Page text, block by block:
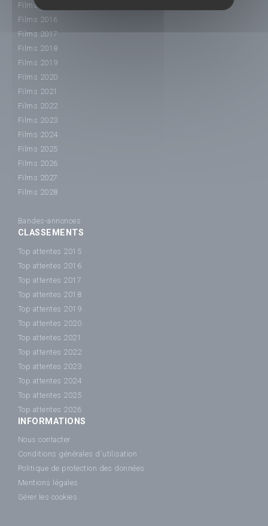
Films 2015
Films 2016
Films 2017
Films 2018
Films 2019
Films 2020
Films 2021
Films 2022
Films 2023
Films 2024
Films 2025
Films 2026
Films 2027
Films 2028
Bandes-annonces
CLASSEMENTS
Top attentes 2015
Top attentes 2016
Top attentes 2017
Top attentes 2018
Top attentes 2019
Top attentes 2020
Top attentes 2021
Top attentes 2022
Top attentes 2023
Top attentes 2024
Top attentes 2025
Top attentes 2026
INFORMATIONS
Nous contacter
Conditions générales d'utilisation
Politique de protection des données
Mentions légales
Gérer les cookies